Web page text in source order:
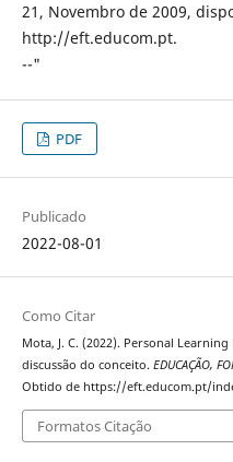
21, Novembro de 2009,
http://eft.educom.pt.
--"
PDF
Publicado
2022-08-01
Como Citar
Mota, J. C. (2022). Personal
discussão do conceito. EDUCAÇÃO,
Obtido de https://eft.educom.pt/
Formatos Citação